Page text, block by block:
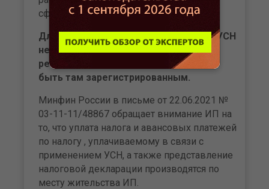
сферах.
Для применения пониженных ставок УСН
не достаточно просто работать в
регионе, где они установлены. Нужно
быть там зарегистрированным.
Минфин России в письме от 22.06.2021 №
03-11-11/48867 обращает внимание ИП на
то, что уплата налога и авансовых платежей
по налогу , уплачиваемому в связи с
применением УСН, а также представление
налоговой декларации производятся по
месту жительства ИП.